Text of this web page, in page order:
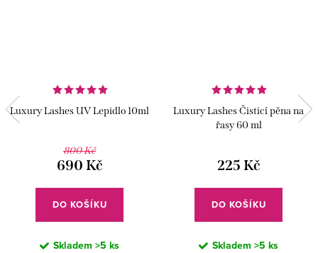
Luxury Lashes UV Lepidlo 10ml
800 Kč
690 Kč
DO KOŠÍKU
Skladem >5 ks
Luxury Lashes Čisticí pěna na
řasy 60 ml
225 Kč
DO KOŠÍKU
Skladem >5 ks